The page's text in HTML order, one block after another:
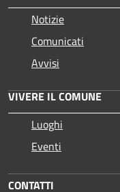
Notizie
Comunicati
Avvisi
VIVERE IL COMUNE
Luoghi
Eventi
CONTATTI